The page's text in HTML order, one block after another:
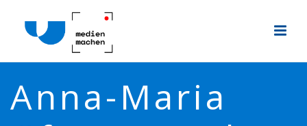
Anna-Maria